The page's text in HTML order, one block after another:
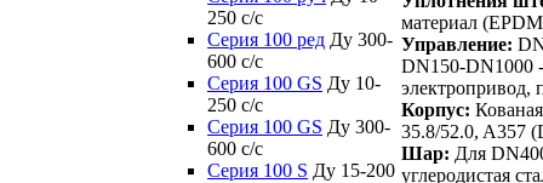
250 c/c
Серия 100 ред Ду 300-
600 c/c
Серия 100 GS Ду 10-
250 c/c
Серия 100 GS Ду 300-
600 c/c
Серия 100 S Ду 15-200
материал
Управление:
DN150-DN1000
электропривод,
Корпус:
35.8/52.0, A357
Шар: Для
углеродистая